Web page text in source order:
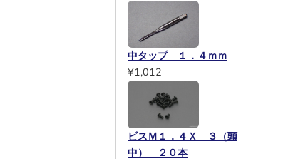
中タップ １．４ｍｍ
¥1,012
ビスＭ１．４Ｘ ３（頭
中） ２０本